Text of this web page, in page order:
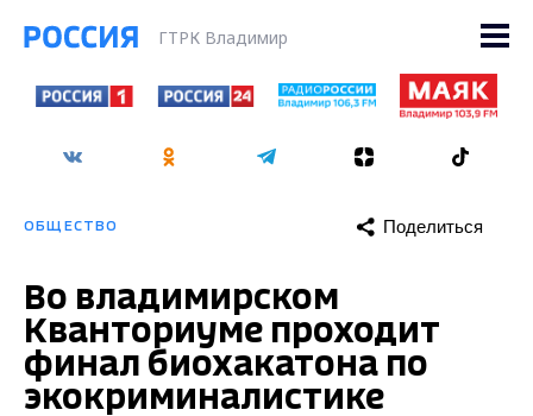
ГТРК Владимир
ОБЩЕСТВО Поделиться
Во владимирском
Кванториуме проходит
финал биохакатона по
экокриминалистике